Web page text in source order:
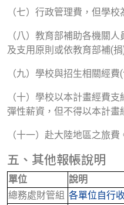
（七）行政管理費，但學
（八）教育部補助各機關
及支用原則或依教育部補(
（九）學校與招生相關經
（十）學校以本計畫經費
彈性薪資，但不得以本計畫
（十一）赴大陸地區之旅費
五、其他報帳說明
單位
說明
總務處財管組 各單位自行